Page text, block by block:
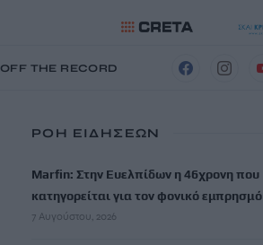
OFF THE RECORD
ΡΟΗ ΕΙΔΗΣΕΩΝ
Marfin: Στην Ευελπίδων η 46χρονη που
κατηγορείται για τον φονικό εμπρησμό
7 Αυγούστου, 2026